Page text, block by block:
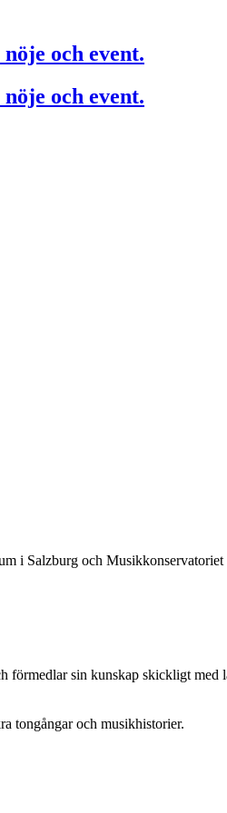
och event.
och event.
i Salzburg och Musikkonservatoriet
sin kunskap skickligt med
tongångar och musikhistorier.